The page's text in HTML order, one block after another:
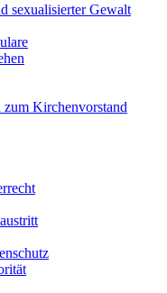
sexualisierter Gewalt
zum Kirchenvorstand